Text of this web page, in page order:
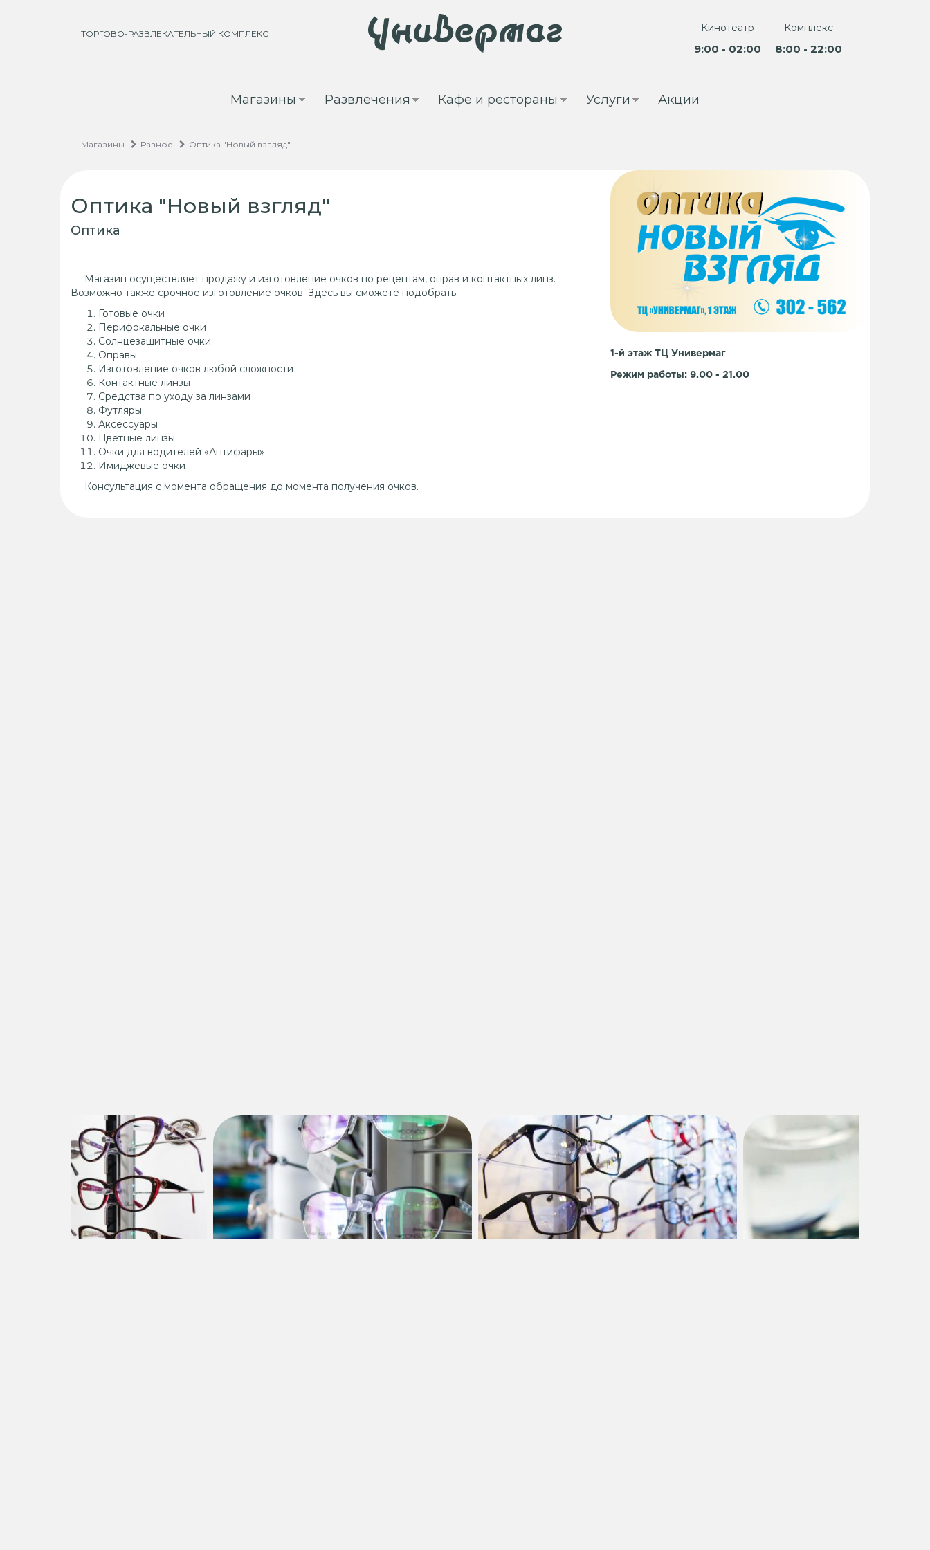
ТОРГОВО-РАЗВЛЕКАТЕЛЬНЫЙ КОМПЛЕКС Кинотеатр
9:00 - 02:00
Комплекс
8:00 - 22:00
Магазины Развлечения Кафе и рестораны Услуги Акции
Магазины Разное Оптика "Новый взгляд"
Оптика "Новый взгляд"
Оптика
Магазин осуществляет продажу и изготовление очков по рецептам, оправ и контактных линз.
Возможно также срочное изготовление очков. Здесь вы сможете подобрать:
Готовые очки
Перифокальные очки
Солнцезащитные очки
Оправы
Изготовление очков любой сложности
Контактные линзы
Средства по уходу за линзами
Футляры
Аксессуары
Цветные линзы
Очки для водителей «Антифары»
Имиджевые очки
Консультация с момента обращения до момента получения очков.
1-й этаж ТЦ Универмаг
Режим работы: 9.00 - 21.00